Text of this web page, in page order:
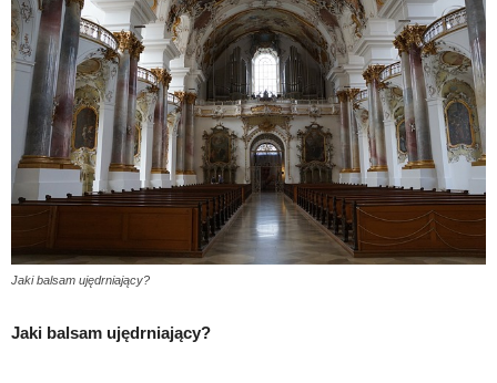
Jaki balsam ujędrniający?
Jaki balsam ujędrniający?